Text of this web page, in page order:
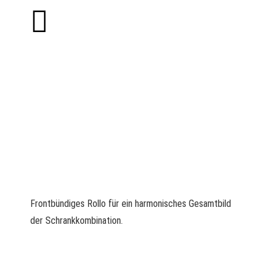
Frontbündiges Rollo für ein harmonisches Gesamtbild
der Schrankkombination.